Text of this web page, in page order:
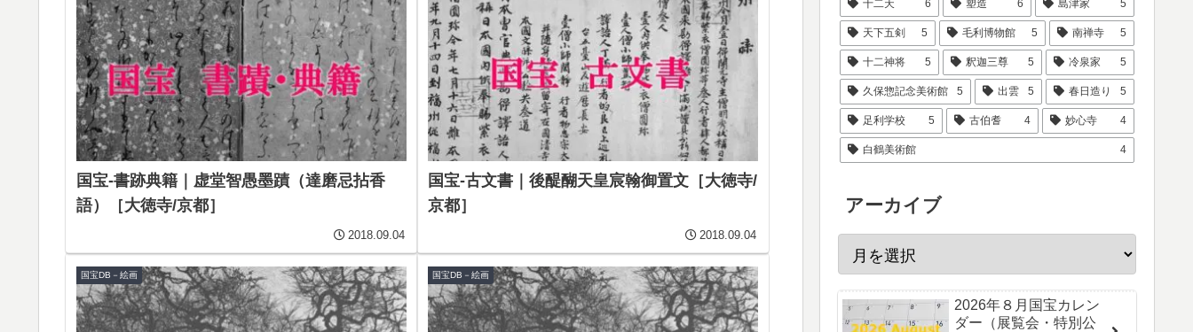
国宝-書跡典籍｜虚堂智愚墨蹟（達磨忌拈香
語）［大徳寺/京都］
2018.09.04
国宝-古文書｜後醍醐天皇宸翰御置文［大徳寺/
京都］
2018.09.04
国宝DB－絵画 国宝DB－絵画
十二天 6 塑造 6 島津家 5
天下五剣 5 毛利博物館 5 南禅寺 5
十二神将 5 釈迦三尊 5 冷泉家 5
久保惣記念美術館 5 出雲 5 春日造り 5
足利学校 5 古伯耆 4 妙心寺 4
白鶴美術館 4
アーカイブ
2026年８月国宝カレン
ダー（展覧会・特別公